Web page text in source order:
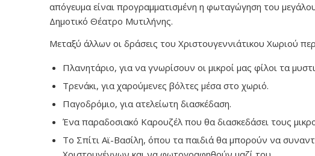
απόγευμα είναι προγραμματισμένη η φωταγώγηση του
Δημοτικό Θέατρο Μυτιλήνης.
Μεταξύ άλλων οι δράσεις του Χριστουγεννιάτικου
Πλανητάριο, για να γνωρίσουν οι μικροί μας φίλοι τα
Τρενάκι, για χαρούμενες βόλτες μέσα στο χωριό.
Παγοδρόμιο, για ατελείωτη διασκέδαση.
Ένα παραδοσιακό Καρουζέλ που θα διασκεδάσει τους
Το Σπίτι Αϊ-Βασίλη, όπου τα παιδιά θα μπορούν να